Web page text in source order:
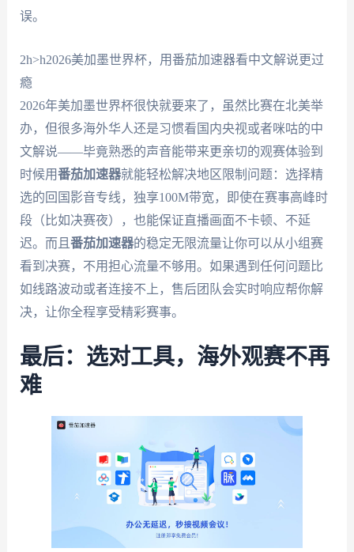
误。
2h>h2026美加墨世界杯，用番茄加速器看中文解说更过
瘾
2026年美加墨世界杯很快就要来了，虽然比赛在北美举
办，但很多海外华人还是习惯看国内央视或者咪咕的中
文解说——毕竟熟悉的声音能带来更亲切的观赛体验到
时候用番茄加速器就能轻松解决地区限制问题：选择精
选的回国影音专线，独享100M带宽，即使在赛事高峰时
段（比如决赛夜），也能保证直播画面不卡顿、不延
迟。而且 番茄加速器的稳定无限流量让你可以从小组赛
看到决赛，不用担心流量不够用。如果遇到任何问题比
如线路波动或者连接不上，售后团队会实时响应帮你解
决，让你全程享受精彩赛事。
最后：选对工具，海外观赛不再
难